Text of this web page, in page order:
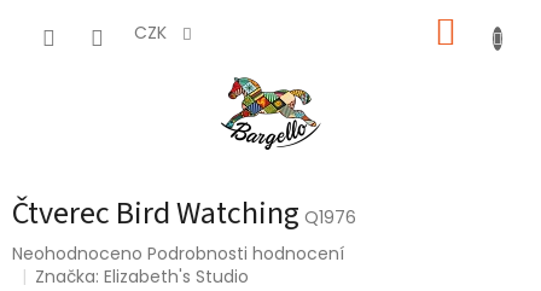
CZK
Čtverec Bird Watching Q1976
Průměrné
hodnocení
Neohodnoceno Podrobnosti hodnocení
Značka:Elizabeth's Studio